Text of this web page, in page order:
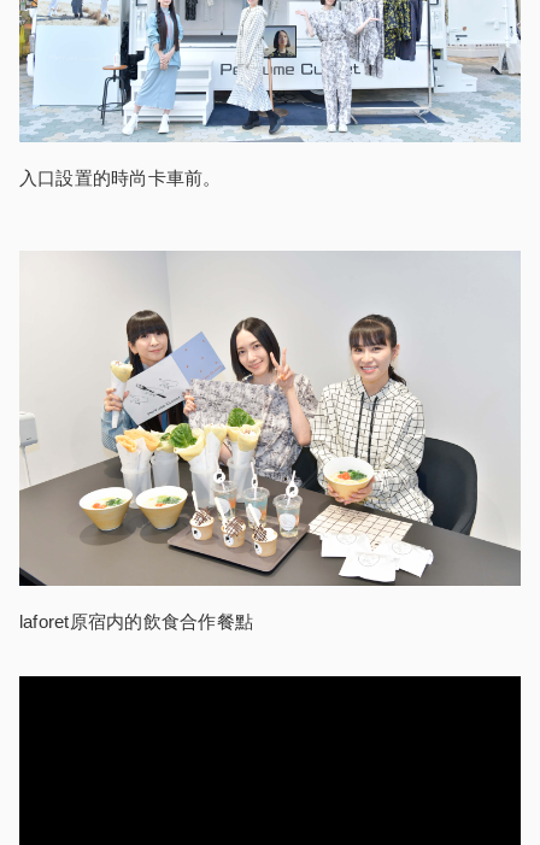
入口設置的時尚卡車前。
laforet原宿内的飲食合作餐點